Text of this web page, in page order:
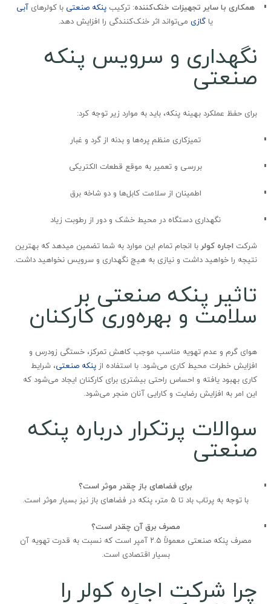
همکاری با سایر تجهیزات خنک‌کننده: ترکیب پنکه صنعتی با کولرهای آبی
یاگازی می‌تواند اثر خنک‌کنندگی را افزایش دهد.
نگهداری و سرویس پنکه
صنعتی
برای حفظ عملکرد بهینه پنکه، باید به موارد زیر توجه کرد:
تمیزکاری منظم پره‌ها و بدنه از گرد و غبار
بررسی و تعمیر به موقع قطعات الکتریکی
اطمینان از سلامت کابل‌ها و دو شاخه برق
نگهداری دستگاه در محیط خشک و دور از رطوبت زیاد
شرکت اجاره کولربا انجام تمام این موارد به شما تضمین میدهد که بهترین
نتیجه را خواهید داشت و نیازی به هیچ نگهداری و سرویس نخواهید داشت.
تاثیر پنکه صنعتی بر
سلامت و بهره‌وری کارکنان
هوای گرم و عدم تهویه مناسب موجب کاهش تمرکز، خستگی زودرس و
افزایش خطرات محیط کاری می‌شود. با استفاده ازپنکه صنعتی، شرایط
کاری بهبود یافته و احساس راحتی بیشتری برای کارکنان ایجاد می‌شود که
این امر به افزایش رضایت و کارایی آنان منجر می‌شود.
سوالات پرتکرار درباره پنکه
صنعتی
برای فضاهای باز چقدر موثر است؟
با توجه به پرتاب باد تا ۵ متر، پنکه در فضاهای باز نیز بسیار موثر است.
مصرف برق آن چقدر است؟
مصرف پنکه صنعتی معمولاً ۲.۵ آمپر است که نسبت به قدرت تهویه آن
بسیار اقتصادی است.
چرا شرکت اجاره کولر را